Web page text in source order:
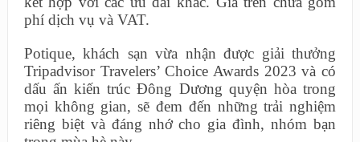
phí dịch vụ và VAT.
Potique, khách sạn vừa nhận được giải thưởng
Tripadvisor Travelers’ Choice Awards 2023 và có
dấu ấn kiến trúc Đông Dương quyện hòa trong
mọi không gian, sẽ đem đến những trải nghiệm
riêng biệt và đáng nhớ cho gia đình, nhóm bạn